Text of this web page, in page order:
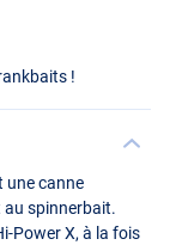
!
une canne
au spinnerbait.
Power X, à la fois